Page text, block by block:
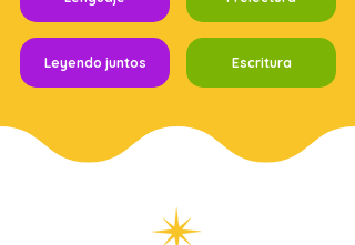
Leyendo juntos Escritura